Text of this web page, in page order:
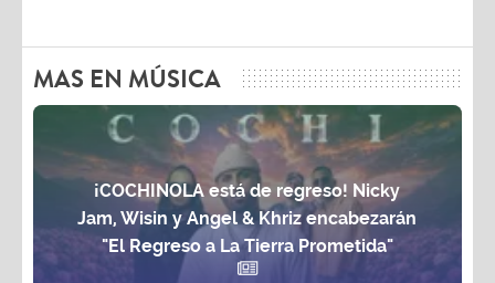
MAS EN MÚSICA
¡COCHINOLA está de regreso! Nicky
Jam, Wisin y Angel & Khriz encabezarán
"El Regreso a La Tierra Prometida"